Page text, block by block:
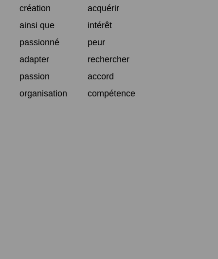
création
acquérir
ainsi que
intérêt
passionné
peur
adapter
rechercher
passion
accord
organisation
compétence